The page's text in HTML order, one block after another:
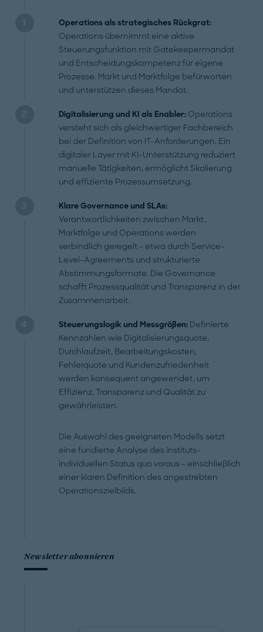
Operations als strategisches Rückgrat:
Operations übernimmt eine aktive
Steuerungsfunktion mit Gatekeepermandat
und Entscheidungskompetenz für eigene
Prozesse. Markt und Marktfolge befürworten
und unterstützen dieses Mandat.
Digitalisierung und KI als Enabler: Operations
versteht sich als gleichwertiger Fachbereich
bei der Definition von IT-Anforderungen. Ein
digitaler Layer mit KI-Unterstützung reduziert
manuelle Tätigkeiten, ermöglicht Skalierung
und effiziente Prozessumsetzung.
Klare Governance und SLAs:
Verantwortlichkeiten zwischen Markt,
Marktfolge und Operations werden
verbindlich geregelt – etwa durch Service-
Level-Agreements und strukturierte
Abstimmungsformate. Die Governance
schafft Prozessqualität und Transparenz in der
Zusammenarbeit.
Steuerungslogik und Messgrößen: Definierte
Kennzahlen wie Digitalisierungsquote,
Durchlaufzeit, Bearbeitungskosten,
Fehlerquote und Kundenzufriedenheit
werden konsequent angewendet, um
Effizienz, Transparenz und Qualität zu
gewährleisten.
Die Auswahl des geeigneten Modells setzt
eine fundierte Analyse des instituts-
individuellen Status quo voraus – einschließlich
einer klaren Definition des angestrebten
Operationszielbilds.
Newsletter abonnieren